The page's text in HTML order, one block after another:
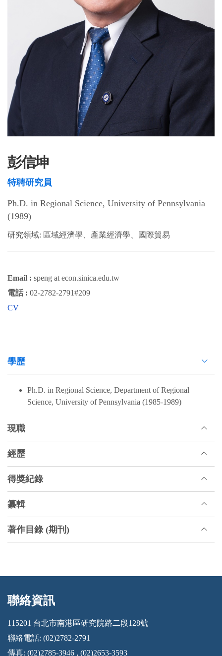
彭信坤
特聘研究員
Ph.D. in Regional Science, University of Pennsylvania
(1989)
研究領域: 區域經濟學、產業經濟學、國際貿易
Email : speng at econ.sinica.edu.tw
電話 : 02-2782-2791#209
CV
學歷
Ph.D. in Regional Science, Department of Regional
Science, University of Pennsylvania (1985-1989)
現職
經歷
得獎紀錄
纂輯
著作目錄 (期刊)
:::
聯絡資訊
115201 台北市南港區研究院路二段128號
聯絡電話: (02)2782-2791
傳真: (02)2785-3946 , (02)2653-3593